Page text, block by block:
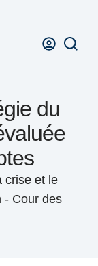
du
crise et le
- Cour des